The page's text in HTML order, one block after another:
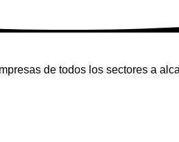
de todos los sectores a